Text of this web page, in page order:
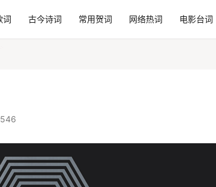
词 古今诗词 常用贺词 网络热词 电影台词